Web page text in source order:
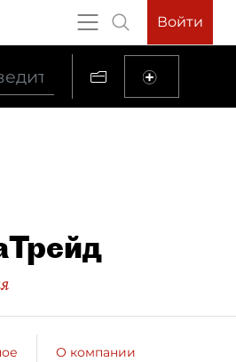
Войти
О компании